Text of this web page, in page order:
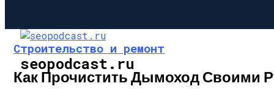
seopodcast.ru
Строительство и ремонт
Как Прочистить Дымоход Своими